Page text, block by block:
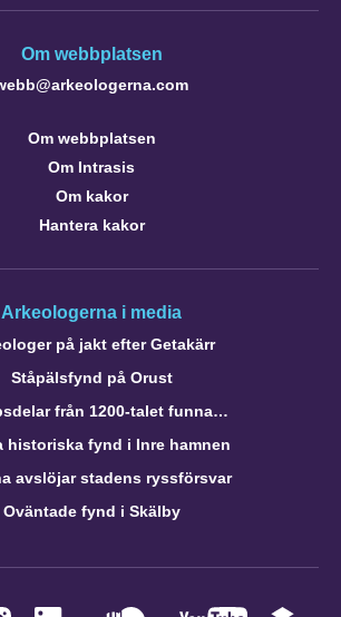
Om webbplatsen
Om webbplatsen
Om Intrasis
Om kakor
Hantera kakor
Arkeologerna i media
på jakt efter Getakärr
Ståpälsfynd på Orust
från 1200-talet funna…
historiska fynd i Inre hamnen
avslöjar stadens ryssförsvar
Oväntade fynd i Skälby